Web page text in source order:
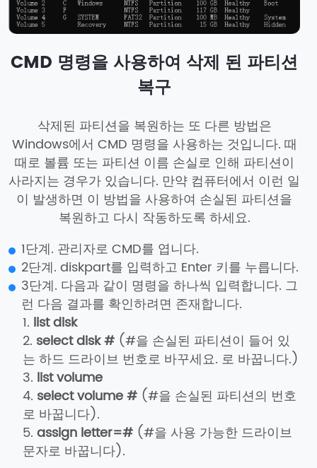
CMD 명령을 사용하여 삭제 된 파티션
복구
삭제된 파티션을 복원하는 또 다른 방법은
Windows에서 CMD 명령을 사용하는 것입니다. 때
때로 볼륨 또는 파티션 이름 손실로 인해 파티션이
사라지는 경우가 있습니다. 만약 컴퓨터에서 이런 일
이 발생하면 이 방법을 사용하여 손실된 파티션을
복원하고 다시 작동하도록 하세요.
1단계. 관리자로 CMD를 엽니다.
2단계. diskpart를 입력하고 Enter 키를 누릅니다.
3단계. 다음과 같이 명령을 하나씩 입력합니다. 그
런 다음 결과를 확인하려면 존재합니다.
1. list disk
2. select disk # (#을 손실된 파티션이 들어 있
는 하드 드라이브 번호로 바꾸세요. 로 바꿉니다.)
3. list volume
4. select volume # (#을 손실된 파티션의 번호
로 바꿉니다).
5. assign letter=# (#을 사용 가능한 드라이브
문자로 바꿉니다).